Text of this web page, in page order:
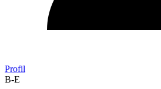
Profil
B-E